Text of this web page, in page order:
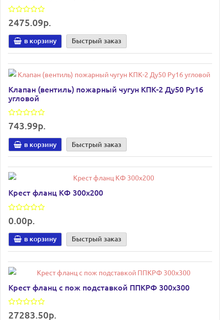
2475.09р.
в корзину Быстрый заказ
Клапан (вентиль) пожарный чугун КПК-2 Ду50 Ру16
угловой
743.99р.
в корзину Быстрый заказ
Крест фланц КФ 300х200
0.00р.
в корзину Быстрый заказ
Крест фланц с пож подставкой ППКРФ 300х300
27283.50р.